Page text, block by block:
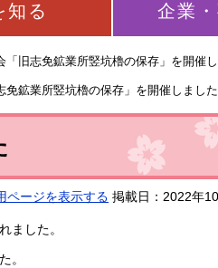
知る 企業
「旧志免鉱業所竪坑櫓の保存」を開催
免鉱業所竪坑櫓の保存」を開催しました
ページを表示する 掲載日：2022年
ました。
。